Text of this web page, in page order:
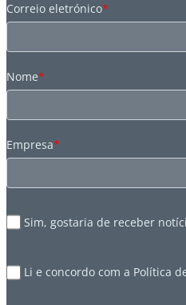
Correio eletrónico*
Nome*
Empresa*
Sim, gostaria de receber
Li e concordo com a Política